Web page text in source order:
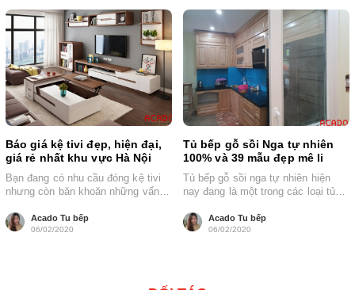
Báo giá kệ tivi đẹp, hiện đại,
giá rẻ nhất khu vực Hà Nội
Bạn đang có nhu cầu đóng kệ tivi
nhưng còn băn khoăn những vấn
Acado Tu bếp
06/02/2020
Tủ bếp gỗ sồi Nga tự nhiên
100% và 39 mẫu đẹp mê li
Tủ bếp gỗ sồi nga tự nhiên hiện
nay đang là một trong các loại tủ
Acado Tu bếp
06/02/2020